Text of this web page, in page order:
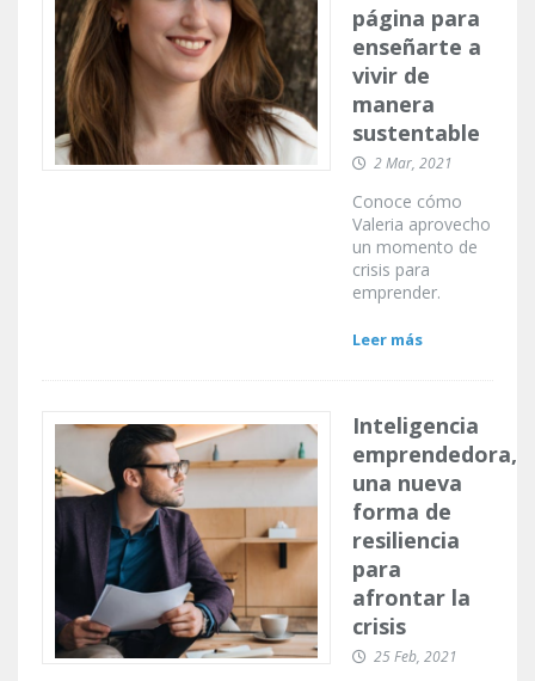
página para
enseñarte a
vivir de
manera
sustentable
2 Mar, 2021
Conoce cómo
Valeria aprovecho
un momento de
crisis para
emprender.
Leer más
Inteligencia
emprendedora,
una nueva
forma de
resiliencia
para
afrontar la
crisis
25 Feb, 2021